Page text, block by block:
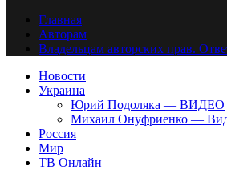
Главная
Авторам
Владельцам авторских прав.
Новости
Украина
Юрий Подоляка — ВИДЕО
Михаил Онуфриенко —
Россия
Мир
ТВ Онлайн